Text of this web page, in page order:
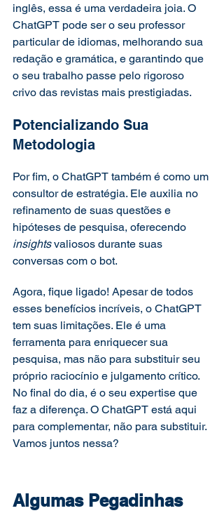
inglês, essa é uma verdadeira joia. O
ChatGPT pode ser o seu professor
particular de idiomas, melhorando sua
redação e gramática, e garantindo que
o seu trabalho passe pelo rigoroso
crivo das revistas mais prestigiadas.
Potencializando Sua
Metodologia
Por fim, o ChatGPT também é como um
consultor de estratégia. Ele auxilia no
refinamento de suas questões e
hipóteses de pesquisa, oferecendo
insights valiosos durante suas
conversas com o bot.
Agora, fique ligado! Apesar de todos
esses benefícios incríveis, o ChatGPT
tem suas limitações. Ele é uma
ferramenta para enriquecer sua
pesquisa, mas não para substituir seu
próprio raciocínio e julgamento crítico.
No final do dia, é o seu expertise que
faz a diferença. O ChatGPT está aqui
para complementar, não para substituir.
Vamos juntos nessa?
Algumas Pegadinhas